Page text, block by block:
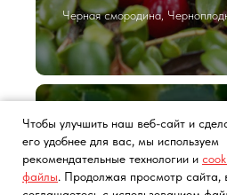
Черная смородина,
Лиственные
ЗКС
Чтобы улучшить наш веб-сайт и
его удобнее для вас, мы используем
рекомендательные технологии и
файлы. Продолжая просмотр сайта,